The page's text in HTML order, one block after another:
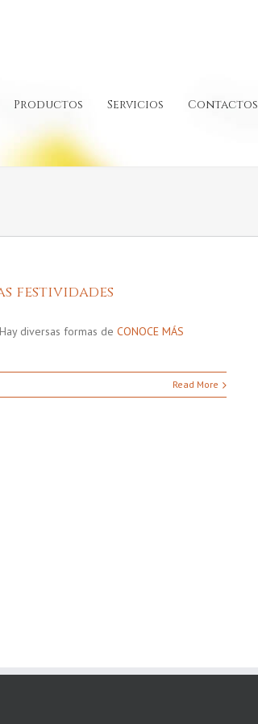
Productos Servicios Contactos
festividades
diversas formas de CONOCE MÁS
Read More